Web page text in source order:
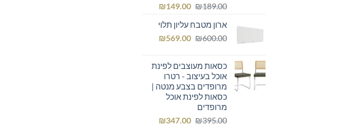
₪189.00
המחיר
היה:
₪189.00.
₪149.00
המחיר
הוא:
₪149.00.
ארון מטבח עליון תלוי
₪600.00
המחיר
₪600.00.
₪569.00
המחיר
₪569.00.כסאות מעוצבים לפינת
אוכל בעיצוב - רטרו
מרופדים בצבע מנטה |
כסאות לפינת אוכל
מרופדים
₪395.00
המחיר ₪347.00
המחיר